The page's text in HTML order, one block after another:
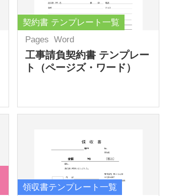
契約書 テンプレート一覧
Pages Word
工事請負契約書 テンプレー
ト（ページズ・ワード）
領収書テンプレート一覧